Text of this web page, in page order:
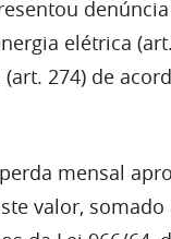
elétrica
274) de
mensal
valor, somado